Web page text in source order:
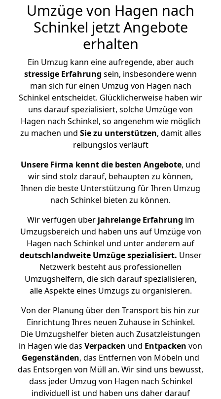
Umzüge von Hagen nach
Schinkel jetzt Angebote
erhalten
Ein Umzug kann eine aufregende, aber auch
stressige Erfahrung sein, insbesondere wenn
man sich für einen Umzug von Hagen nach
Schinkel entscheidet. Glücklicherweise haben wir
uns darauf spezialisiert, solche Umzüge von
Hagen nach Schinkel, so angenehm wie möglich
zu machen und Sie zu unterstützen, damit alles
reibungslos verläuft
Unsere Firma kennt die besten Angebote, und
wir sind stolz darauf, behaupten zu können,
Ihnen die beste Unterstützung für Ihren Umzug
nach Schinkel bieten zu können.
Wir verfügen überjahrelange Erfahrung im
Umzugsbereich und haben uns auf Umzüge von
Hagen nach Schinkel und unter anderem auf
deutschlandweite Umzüge spezialisiert. Unser
Netzwerk besteht aus professionellen
Umzugshelfern, die sich darauf spezialisieren,
alle Aspekte eines Umzugs zu organisieren.
Von der Planung über den Transport bis hin zur
Einrichtung Ihres neuen Zuhause in Schinkel.
Die Umzugshelfer bieten auch Zusatzleistungen
in Hagen wie das Verpacken und Entpacken von
Gegenständen, das Entfernen von Möbeln und
das Entsorgen von Müll an. Wir sind uns bewusst,
dass jeder Umzug von Hagen nach Schinkel
individuell ist und haben uns daher darauf